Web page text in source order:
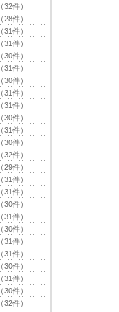
（32件）
（28件）
（31件）
（31件）
（30件）
（31件）
（30件）
（31件）
（31件）
（30件）
（31件）
（30件）
（32件）
（29件）
（31件）
（31件）
（30件）
（31件）
（30件）
（31件）
（31件）
（30件）
（31件）
（30件）
（32件）